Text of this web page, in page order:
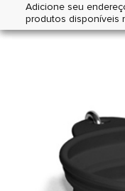
Adicione seu
produtos disponíveis
Home|Cães|Acessórios